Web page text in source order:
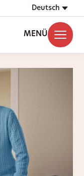
Deutsch
MENÜ